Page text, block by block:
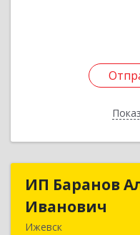
ИП Баранов
Иванович
Ижевск
ИП